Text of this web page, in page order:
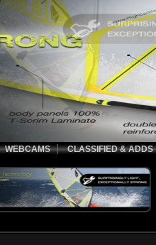
WEBCAMS CLASSIFIED & ADDS